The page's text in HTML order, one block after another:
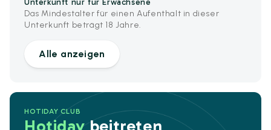
Unterkunft nur für Erwachsene
Das Mindestalter für einen Aufenthalt in dieser
Unterkunft beträgt 18 Jahre.
Alle anzeigen
HOTIDAY CLUB